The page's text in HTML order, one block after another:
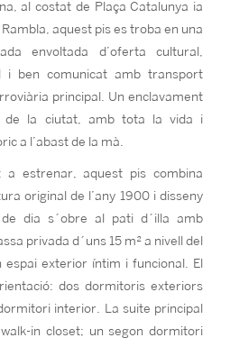
​​al costat de Plaça Catalunya ia
aquest pis es troba en una
envoltada d’oferta cultural,
i ben comunicat amb transport
principal. Un enclavament
de la ciutat, amb tota la vida i
a l’abast de la mà.
a estrenar, aquest pis combina
original de l’any 1900 i disseny
dia s´obre al pati d´illa amb
privada d´uns 15 m² a nivell del
exterior íntim i funcional. El
dos dormitoris exteriors
interior. La suite principal
in closet; un segon dormitori